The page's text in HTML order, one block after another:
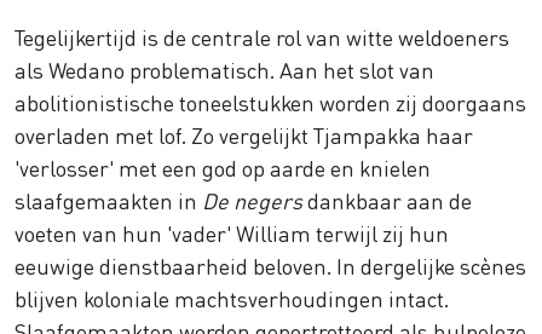
Tegelijkertijd is de centrale rol van witte weldoeners
als Wedano problematisch. Aan het slot van
abolitionistische toneelstukken worden zij doorgaans
overladen met lof. Zo vergelijkt Tjampakka haar
'verlosser' met een god op aarde en knielen
slaafgemaakten in De negersdankbaar aan de
voeten van hun 'vader' William terwijl zij hun
eeuwige dienstbaarheid beloven. In dergelijke scènes
blijven koloniale machtsverhoudingen intact.